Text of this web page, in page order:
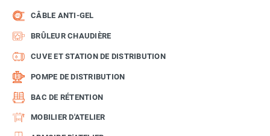
CÂBLE ANTI-GEL
BRÛLEUR CHAUDIÈRE
CUVE ET STATION DE DISTRIBUTION
POMPE DE DISTRIBUTION
BAC DE RÉTENTION
MOBILIER D'ATELIER